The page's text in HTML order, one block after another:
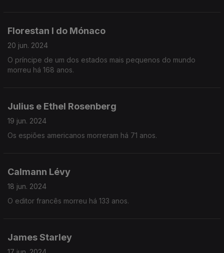
Florestan I do Mónaco
20 jun. 2024
O príncipe de um dos estados mais pequenos do mundo
morreu há 168 anos.
Julius e Ethel Rosenberg
19 jun. 2024
Os espiões americanos morreram há 71 anos.
Calmann Lévy
18 jun. 2024
O editor francês morreu há 133 anos.
James Starley